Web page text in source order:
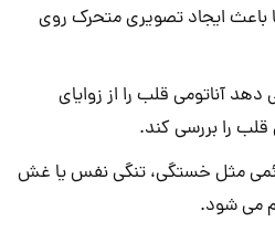
باعث ایجاد تصویری متحرک روی
آناتومی قلب را از زوایای
را بررسی کند.
مثل خستگی، تنگی نفس یا غش
می شود.